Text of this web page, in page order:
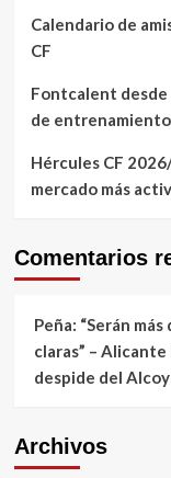
Calendario de
CF
Fontcalent desde
de
Hércules CF
mercado más
Comentarios
Peña: “Serán
claras” –
despide del
Archivos